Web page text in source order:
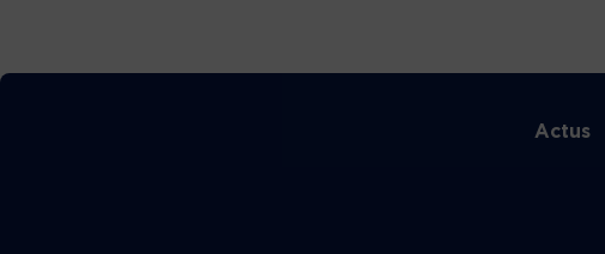
Actus